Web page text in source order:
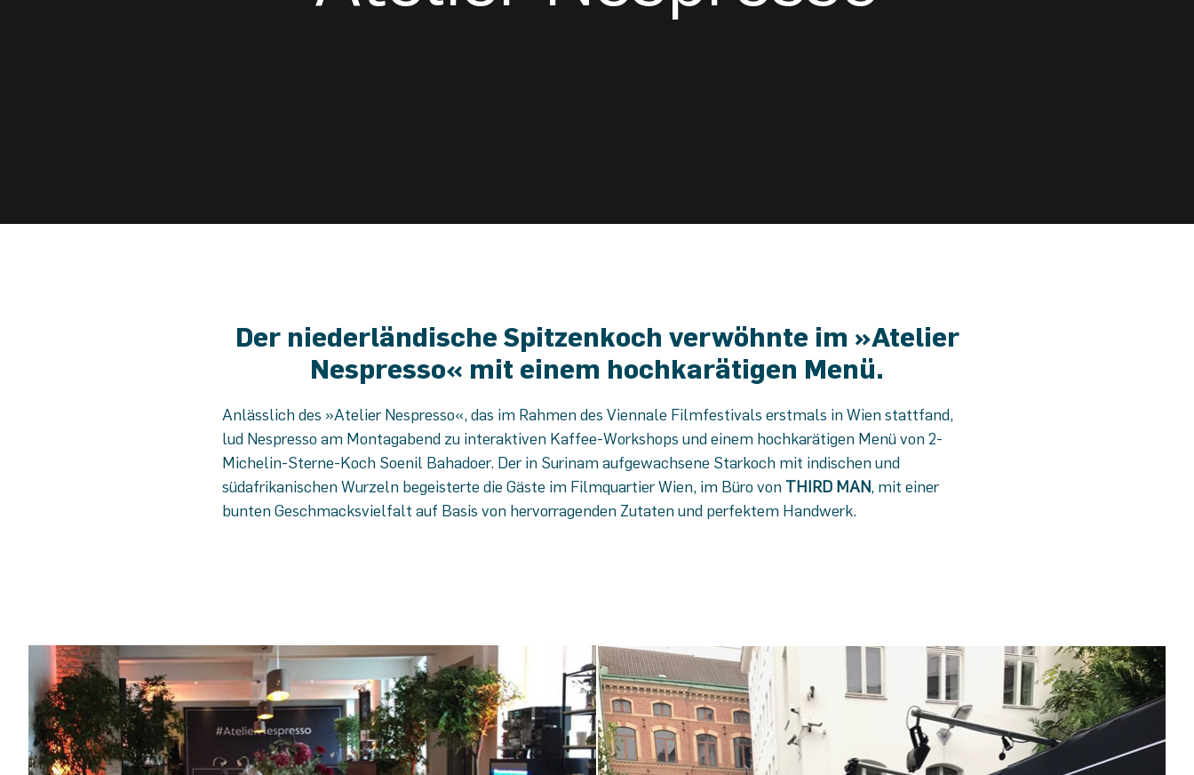
Der niederländische Spitzenkoch verwöhnte im »Atelier
Nespresso« mit einem hochkarätigen Menü.
Anlässlich des »Atelier Nespresso«, das im Rahmen des Viennale Filmfestivals erstmals in Wien stattfand,
lud Nespresso am Montagabend zu interaktiven Kaffee-Workshops und einem hochkarätigen Menü von 2-
Michelin-Sterne-Koch Soenil Bahadoer. Der in Surinam aufgewachsene Starkoch mit indischen und
südafrikanischen Wurzeln begeisterte die Gäste im Filmquartier Wien, im Büro von THIRD MAN, mit einer
bunten Geschmacksvielfalt auf Basis von hervorragenden Zutaten und perfektem Handwerk.